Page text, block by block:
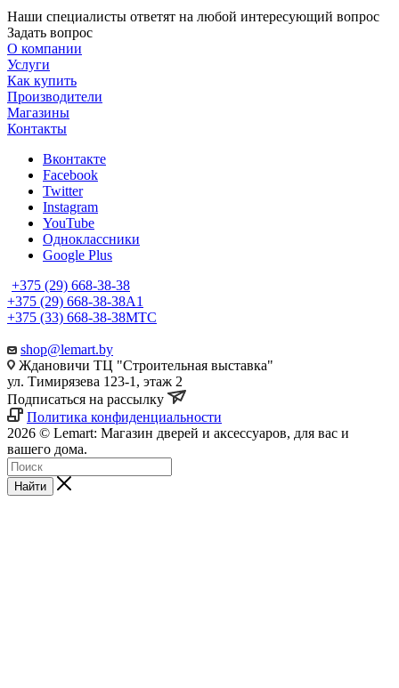
Наши специалисты ответят на любой интересующий вопрос
Задать вопрос
О компании
Услуги
Как купить
Производители
Магазины
Контакты
Вконтакте
Facebook
Twitter
Instagram
YouTube
Одноклассники
Google Plus
+375 (29) 668-38-38
+375 (29) 668-38-38A1
+375 (33) 668-38-38МТС
shop@lemart.by
Ждановичи ТЦ "Строительная выставка"
ул. Тимирязева 123-1, этаж 2
Подписаться на рассылку
Политика конфиденциальности
2026 © Lemart: Магазин дверей и аксессуаров, для вас и
вашего дома.
Найти